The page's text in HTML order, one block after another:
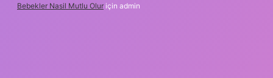
Bebekler Nasil Mutlu Olur için admin